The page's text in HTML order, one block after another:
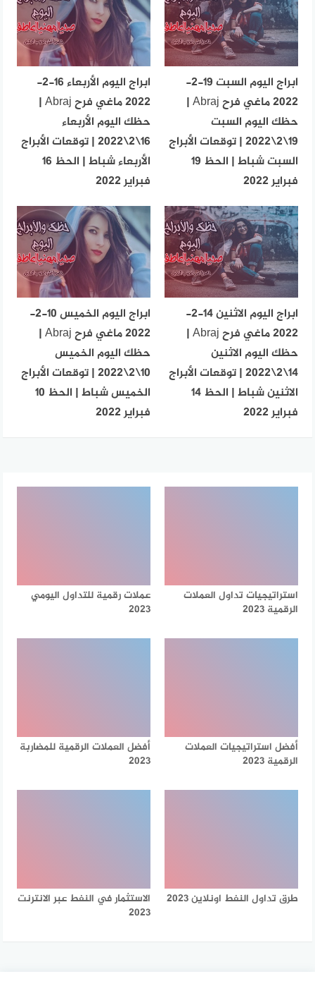
ابراج اليوم السبت 19-2-
2022 ماغي فرح Abraj |
حظك اليوم السبت
19\2\2022 | توقعات الأبراج
السبت شباط | الحظ 19
فبراير 2022
ابراج اليوم الأربعاء 16-2-
2022 ماغي فرح Abraj |
حظك اليوم الأربعاء
16\2\2022 | توقعات الأبراج
الأربعاء شباط | الحظ 16
فبراير 2022
ابراج اليوم الاثنين 14-2-
2022 ماغي فرح Abraj |
حظك اليوم الاثنين
14\2\2022 | توقعات الأبراج
الاثنين شباط | الحظ 14
فبراير 2022
ابراج اليوم الخميس 10-2-
2022 ماغي فرح Abraj |
حظك اليوم الخميس
10\2\2022 | توقعات الأبراج
الخميس شباط | الحظ 10
فبراير 2022
استراتيجيات تداول العملات
الرقمية 2023
عملات رقمية للتداول اليومي
2023
أفضل استراتيجيات العملات
الرقمية 2023
أفضل العملات الرقمية للمضاربة
2023
طرق تداول النفط اونلاين 2023
الاستثمار في النفط عبر الانترنت
2023